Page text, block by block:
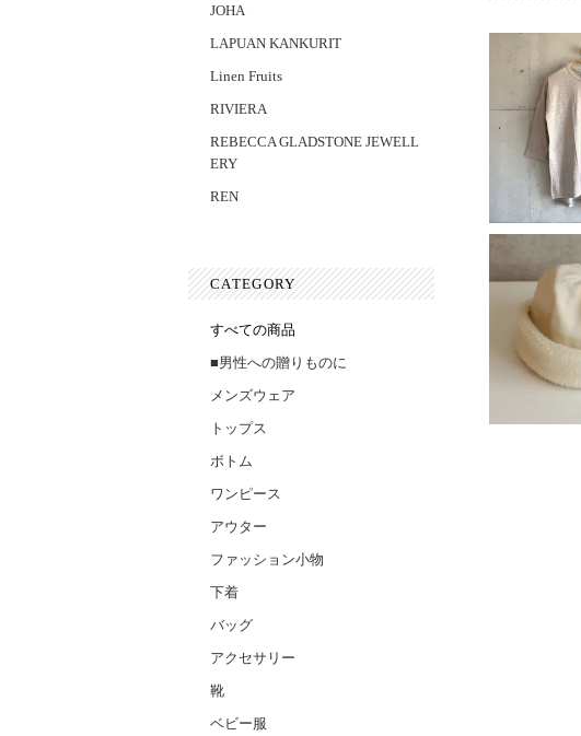
JOHA
LAPUAN KANKURIT
Linen Fruits
RIVIERA
REBECCA GLADSTONE JEWELL
ERY
REN
CATEGORY
すべての商品
■男性への贈りものに
メンズウェア
トップス
ボトム
ワンピース
アウター
ファッション小物
下着
バッグ
アクセサリー
靴
ベビー服